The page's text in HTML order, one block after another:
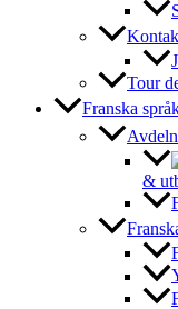
Tour
Franska
&